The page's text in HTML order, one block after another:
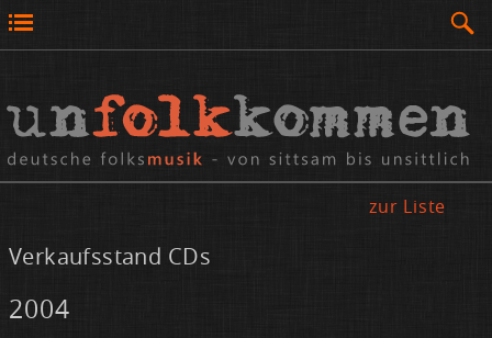
zur Liste
Verkaufsstand CDs
2004